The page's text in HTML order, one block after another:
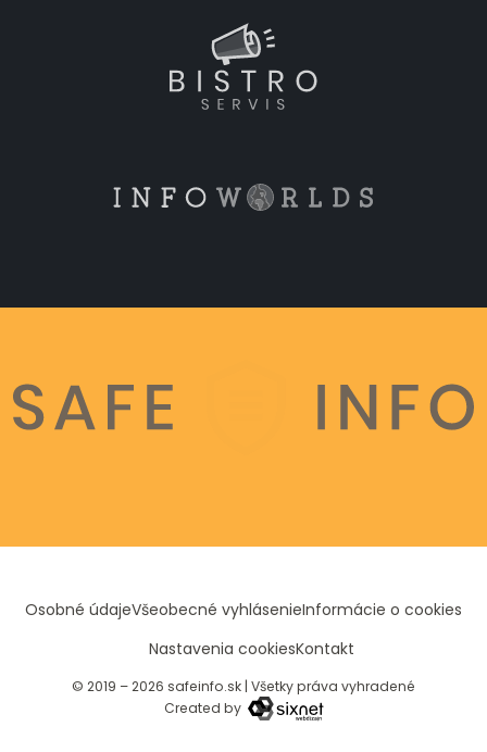
Osobné údajeVšeobecné vyhlásenieInformácie o cookies
Nastavenia cookiesKontakt
© 2019 – 2026 safeinfo.sk | Všetky práva vyhradené
Created by